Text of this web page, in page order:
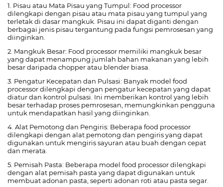
1. Pisau atau Mata Pisau yang Tumpul: Food processor
dilengkapi dengan pisau atau mata pisau yang tumpul yang
terletak di dasar mangkuk. Pisau ini dapat diganti dengan
berbagai jenis pisau tergantung pada fungsi pemrosesan yang
diinginkan.
2. Mangkuk Besar: Food processor memiliki mangkuk besar
yang dapat menampung jumlah bahan makanan yang lebih
besar daripada chopper atau blender biasa.
3. Pengatur Kecepatan dan Pulsasi: Banyak model food
processor dilengkapi dengan pengatur kecepatan yang dapat
diatur dan kontrol pulsasi. Ini memberikan kontrol yang lebih
besar terhadap proses pemrosesan, memungkinkan pengguna
untuk mendapatkan hasil yang diinginkan.
4. Alat Pemotong dan Pengiris: Beberapa food processor
dilengkapi dengan alat pemotong dan pengiris yang dapat
digunakan untuk mengiris sayuran atau buah dengan cepat
dan merata.
5. Pemisah Pasta: Beberapa model food processor dilengkapi
dengan alat pemisah pasta yang dapat digunakan untuk
membuat adonan pasta, seperti adonan roti atau pasta segar.